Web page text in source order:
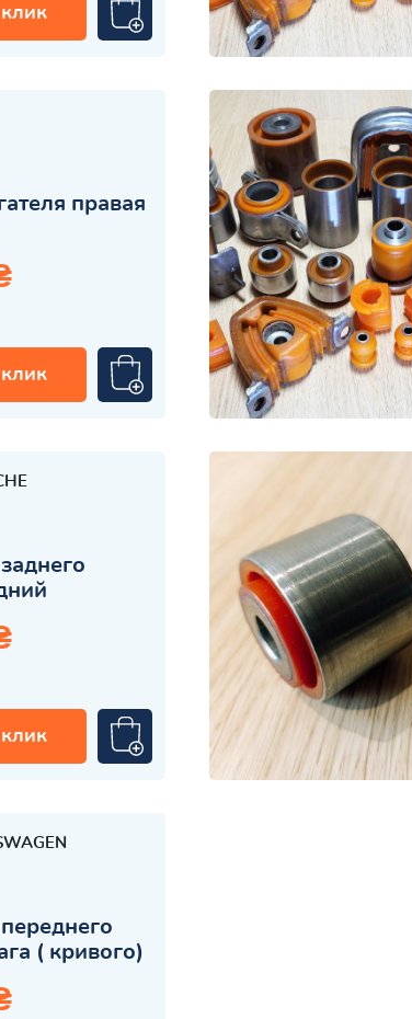
правая
( кривого)